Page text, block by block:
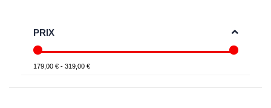
PRIX
179,00 € - 319,00 €